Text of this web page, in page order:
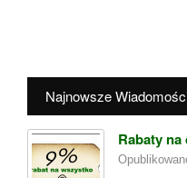
Najnowsze
Rabaty